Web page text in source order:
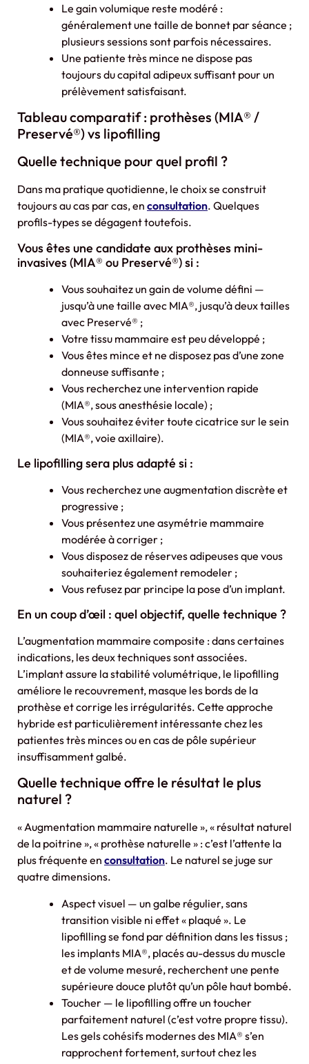
Le gain volumique reste modéré :
généralement une taille de bonnet par séance ;
plusieurs sessions sont parfois nécessaires.
Une patiente très mince ne dispose pas
toujours du capital adipeux suffisant pour un
prélèvement satisfaisant.
Tableau comparatif : prothèses (MIA® /
Preservé®) vs lipofilling
Quelle technique pour quel profil ?
Dans ma pratique quotidienne, le choix se construit
toujours au cas par cas, en consultation. Quelques
profils-types se dégagent toutefois.
Vous êtes une candidate aux prothèses mini-
invasives (MIA® ou Preservé®) si :
Vous souhaitez un gain de volume défini —
jusqu’à une taille avec MIA®, jusqu’à deux tailles
avec Preservé® ;
Votre tissu mammaire est peu développé ;
Vous êtes mince et ne disposez pas d’une zone
donneuse suffisante ;
Vous recherchez une intervention rapide
(MIA®, sous anesthésie locale) ;
Vous souhaitez éviter toute cicatrice sur le sein
(MIA®, voie axillaire).
Le lipofilling sera plus adapté si :
Vous recherchez une augmentation discrète et
progressive ;
Vous présentez une asymétrie mammaire
modérée à corriger ;
Vous disposez de réserves adipeuses que vous
souhaiteriez également remodeler ;
Vous refusez par principe la pose d’un implant.
En un coup d’œil : quel objectif, quelle technique ?
L’augmentation mammaire composite : dans certaines
indications, les deux techniques sont associées.
L’implant assure la stabilité volumétrique, le lipofilling
améliore le recouvrement, masque les bords de la
prothèse et corrige les irrégularités. Cette approche
hybride est particulièrement intéressante chez les
patientes très minces ou en cas de pôle supérieur
insuffisamment galbé.
Quelle technique offre le résultat le plus
naturel ?
« Augmentation mammaire naturelle », « résultat naturel
de la poitrine », « prothèse naturelle » : c’est l’attente la
plus fréquente en consultation. Le naturel se juge sur
quatre dimensions.
Aspect visuel — un galbe régulier, sans
transition visible ni effet « plaqué ». Le
lipofilling se fond par définition dans les tissus ;
les implants MIA®, placés au-dessus du muscle
et de volume mesuré, recherchent une pente
supérieure douce plutôt qu’un pôle haut bombé.
Toucher — le lipofilling offre un toucher
parfaitement naturel (c’est votre propre tissu).
Les gels cohésifs modernes des MIA® s’en
rapprochent fortement, surtout chez les